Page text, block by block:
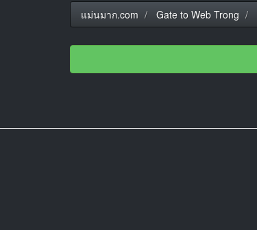
แม่นมาก.com Gate to Web Trong